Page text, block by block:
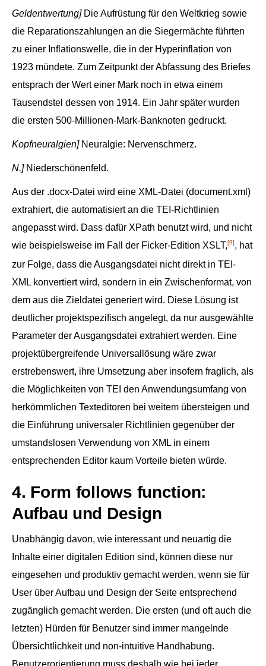
Geldentwertung]Die Aufrüstung für den Weltkrieg sowie
die Reparationszahlungen an die Siegermächte führten
zu einer Inflationswelle, die in der Hyperinflation von
1923 mündete. Zum Zeitpunkt der Abfassung des Briefes
entsprach der Wert einer Mark noch in etwa einem
Tausendstel dessen von 1914. Ein Jahr später wurden
die ersten 500-Millionen-Mark-Banknoten gedruckt.
Kopfneuralgien]Neuralgie: Nervenschmerz.
N.] Niederschönenfeld.
Aus der .docx-Datei wird eine XML-Datei (document.xml)
extrahiert, die automatisiert an die TEI-Richtlinien
angepasst wird. Dass dafür XPath benutzt wird, und nicht
wie beispielsweise im Fall der Ficker-Edition XSLT,[9], hat
zur Folge, dass die Ausgangsdatei nicht direkt in TEI-
XML konvertiert wird, sondern in ein Zwischenformat, von
dem aus die Zieldatei generiert wird. Diese Lösung ist
deutlicher projektspezifisch angelegt, da nur ausgewählte
Parameter der Ausgangsdatei extrahiert werden. Eine
projektübergreifende Universallösung wäre zwar
erstrebenswert, ihre Umsetzung aber insofern fraglich, als
die Möglichkeiten von TEI den Anwendungsumfang von
herkömmlichen Texteditoren bei weitem übersteigen und
die Einführung universaler Richtlinien gegenüber der
umstandslosen Verwendung von XML in einem
entsprechenden Editor kaum Vorteile bieten würde.
4. Form follows function:
Aufbau und Design
Unabhängig davon, wie interessant und neuartig die
Inhalte einer digitalen Edition sind, können diese nur
eingesehen und produktiv gemacht werden, wenn sie für
User über Aufbau und Design der Seite entsprechend
zugänglich gemacht werden. Die ersten (und oft auch die
letzten) Hürden für Benutzer sind immer mangelnde
Übersichtlichkeit und non-intuitive Handhabung.
Benutzerorientierung muss deshalb wie bei jeder